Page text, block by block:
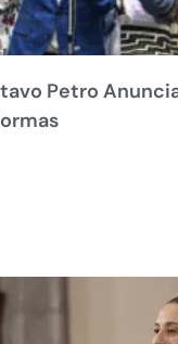
Petro